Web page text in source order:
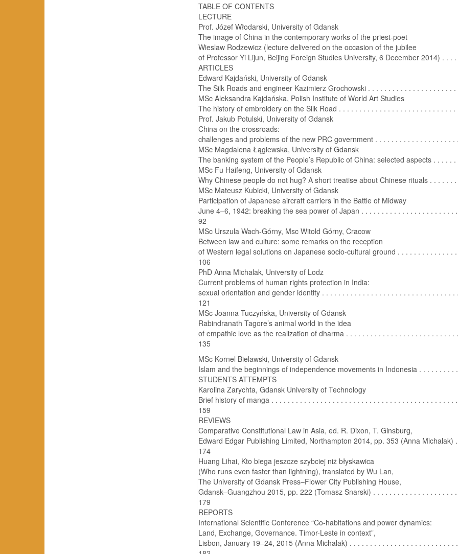
TABLE OF CONTENTS
LECTURE
Prof. Józef Włodarski, University of Gdansk
The image of China in the contemporary works of the priest-poet
Wieslaw Rodzewicz (lecture delivered on the occasion of the jubilee
of Professor Yi Lijun, Beijing Foreign Studies University, 6 December 2014) . . .
ARTICLES
Edward Kajdański, University of Gdansk
The Silk Roads and engineer Kazimierz Grochowski . . . . . . . . . . . . . . . . . . . . . .
MSc Aleksandra Kajdańska, Polish Institute of World Art Studies
The history of embroidery on the Silk Road . . . . . . . . . . . . . . . . . . . . . . . . . . . . .
Prof. Jakub Potulski, University of Gdansk
China on the crossroads:
challenges and problems of the new PRC government . . . . . . . . . . . . . . . . . . . .
MSc Magdalena Łągiewska, University of Gdansk
The banking system of the People’s Republic of China: selected aspects . . . . . .
MSc Fu Haifeng, University of Gdansk
Why Chinese people do not hug? A short treatise about Chinese rituals . . . . . . .
MSc Mateusz Kubicki, University of Gdansk
Participation of Japanese aircraft carriers in the Battle of Midway
June 4–6, 1942: breaking the sea power of Japan . . . . . . . . . . . . . . . . . . . . . . .
92
MSc Urszula Wach-Górny, Msc Witold Górny, Cracow
Between law and culture: some remarks on the reception
of Western legal solutions on Japanese socio-cultural ground . . . . . . . . . . . . . .
106
PhD Anna Michalak, University of Lodz
Current problems of human rights protection in India:
sexual orientation and gender identity . . . . . . . . . . . . . . . . . . . . . . . . . . . . . . . . .
121
MSc Joanna Tuczyńska, University of Gdansk
Rabindranath Tagore’s animal world in the idea
of empathic love as the realization of dharma . . . . . . . . . . . . . . . . . . . . . . . . . . .
135
MSc Kornel Bielawski, University of Gdansk
Islam and the beginnings of independence movements in Indonesia . . . . . . . . .
STUDENTS ATTEMPTS
Karolina Zarychta, Gdansk University of Technology
Brief history of manga . . . . . . . . . . . . . . . . . . . . . . . . . . . . . . . . . . . . . . . . . . . . .
159
REVIEWS
Comparative Constitutional Law in Asia, ed. R. Dixon, T. Ginsburg,
Edward Edgar Publishing Limited, Northampton 2014, pp. 353 (Anna Michalak)
174
Huang Lihai, Kto biega jeszcze szybciej niż błyskawica
(Who runs even faster than lightning), translated by Wu Lan,
The University of Gdansk Press–Flower City Publishing House,
Gdansk–Guangzhou 2015, pp. 222 (Tomasz Snarski) . . . . . . . . . . . . . . . . . . . .
179
REPORTS
International Scientific Conference “Co-habitations and power dynamics:
Land, Exchange, Governance. Timor-Leste in context”,
Lisbon, January 19–24, 2015 (Anna Michalak) . . . . . . . . . . . . . . . . . . . . . . . . . .